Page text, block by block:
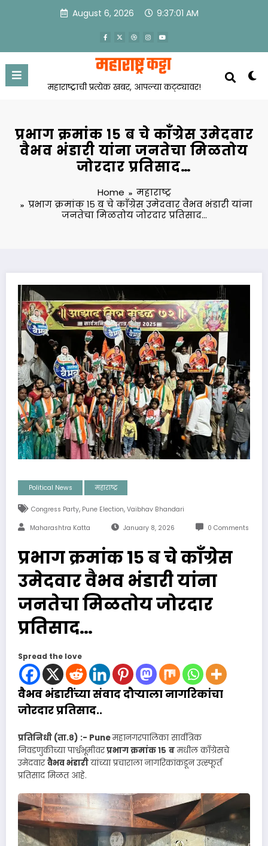
August 6, 2026 9:37:02 AM
महाराष्ट्राची प्रत्येक खबर, आपल्या कट्ट्यावर!
प्रभाग क्रमांक १५ ब चे काँग्रेस उमेदवार
वैभव भंडारी यांना जनतेचा मिळतोय
जोरदार प्रतिसाद…
Home
महाराष्ट्र
प्रभाग क्रमांक १५ ब चे काँग्रेस उमेदवार वैभव भंडारी यांना
जनतेचा मिळतोय जोरदार प्रतिसाद…
Political News महाराष्ट्र
Congress Party, Pune Election, Vaibhav Bhandari
Maharashtra Katta January 8, 2026 0 Comments
प्रभाग क्रमांक १५ ब चे काँग्रेस
उमेदवार वैभव भंडारी यांना
जनतेचा मिळतोय जोरदार
प्रतिसाद…
Spread the love
वैभव भंडारींच्या संवाद दौऱ्याला नागरिकांचा
जोरदार प्रतिसाद..
प्रतिनिधी (ता.८) :- Puneमहानगरपालिका सार्वत्रिक
निवडणुकीच्या पार्श्वभूमीवरप्रभाग क्रमांक १५ बमधील काँग्रेसचे
उमेदवारवैभव भंडारीयांच्या प्रचाराला नागरिकांकडून उत्स्फूर्त
प्रतिसाद मिळत आहे.